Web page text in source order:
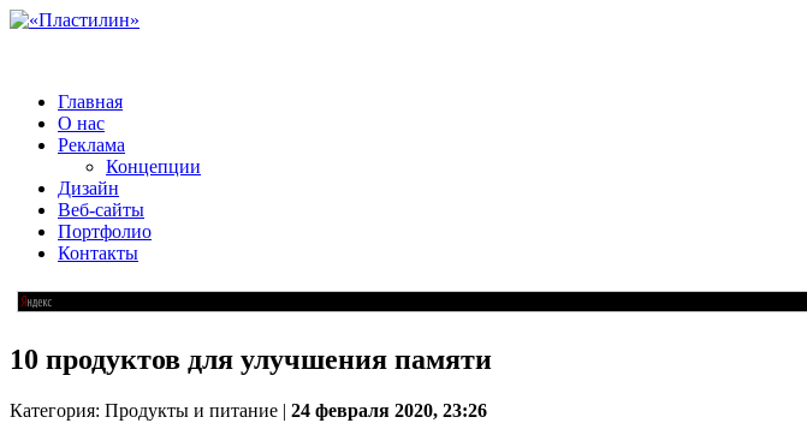
Главная
О нас
Реклама
Концепции
Дизайн
Веб-сайты
Портфолио
Контакты
10 продуктов для улучшения памяти
Категория: Продукты и питание | 24 февраля 2020, 23:26